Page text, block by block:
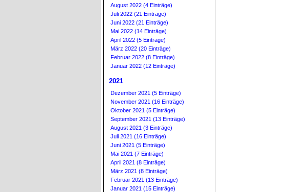
August 2022 (4 Einträge)
Juli 2022 (21 Einträge)
Juni 2022 (21 Einträge)
Mai 2022 (14 Einträge)
April 2022 (5 Einträge)
März 2022 (20 Einträge)
Februar 2022 (8 Einträge)
Januar 2022 (12 Einträge)
2021
Dezember 2021 (5 Einträge)
November 2021 (16 Einträge)
Oktober 2021 (5 Einträge)
September 2021 (13 Einträge)
August 2021 (3 Einträge)
Juli 2021 (16 Einträge)
Juni 2021 (5 Einträge)
Mai 2021 (7 Einträge)
April 2021 (8 Einträge)
März 2021 (8 Einträge)
Februar 2021 (13 Einträge)
Januar 2021 (15 Einträge)